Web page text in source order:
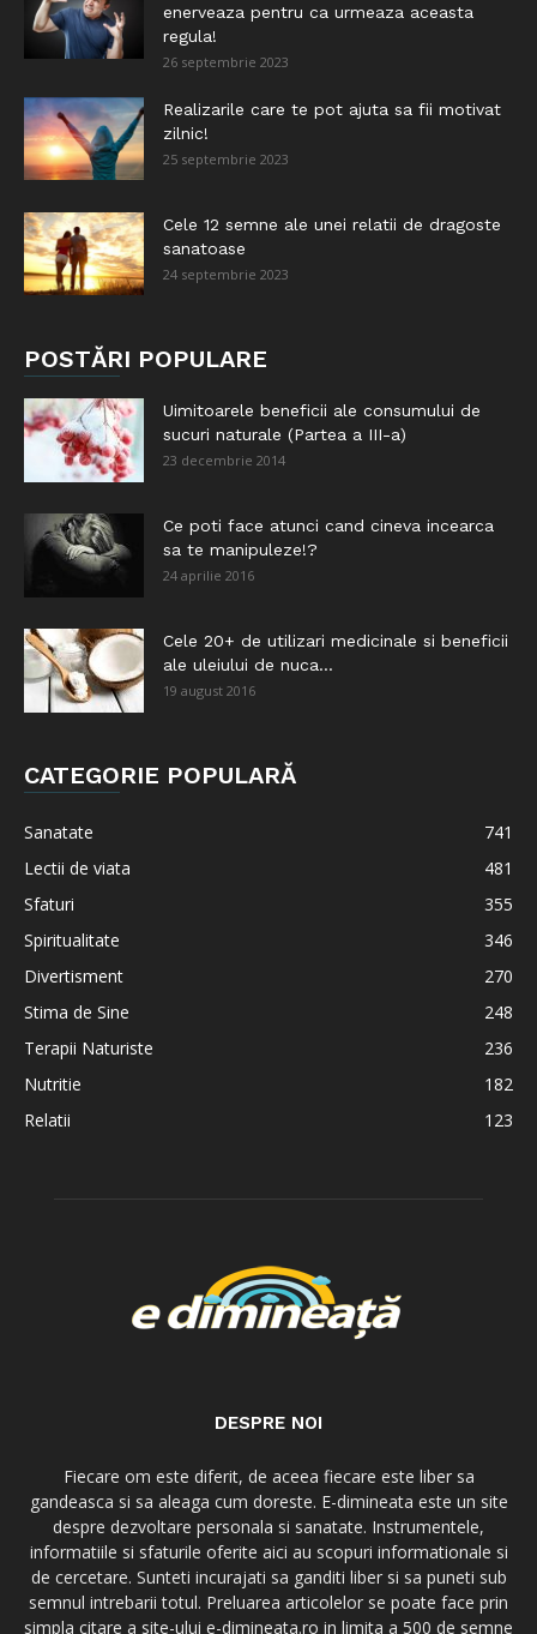
enerveaza pentru ca urmeaza aceasta
regula!
26 septembrie 2023
Realizarile care te pot ajuta sa fii motivat
zilnic!
25 septembrie 2023
Cele 12 semne ale unei relatii de dragoste
sanatoase
24 septembrie 2023
POSTĂRI POPULARE
Uimitoarele beneficii ale consumului de
sucuri naturale (Partea a III-a)
23 decembrie 2014
Ce poti face atunci cand cineva incearca
sa te manipuleze!?
24 aprilie 2016
Cele 20+ de utilizari medicinale si beneficii
ale uleiului de nuca...
19 august 2016
CATEGORIE POPULARĂ
Sanatate
741
Lectii de viata
481
Sfaturi
355
Spiritualitate
346
Divertisment
270
Stima de Sine
248
Terapii Naturiste
236
Nutritie
182
Relatii
123
DESPRE NOI
Fiecare om este diferit, de aceea fiecare este liber sa
gandeasca si sa aleaga cum doreste. E-dimineata este un site
despre dezvoltare personala si sanatate. Instrumentele,
informatiile si sfaturile oferite aici au scopuri informationale si
de cercetare. Sunteti incurajati sa ganditi liber si sa puneti sub
semnul intrebarii totul. Preluarea articolelor se poate face prin
simpla citare a site-ului e-dimineata.ro in limita a 500 de semne